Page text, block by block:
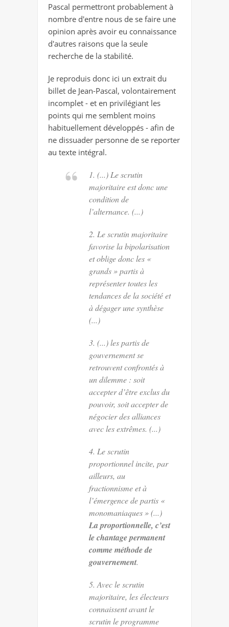
Pascal permettront probablement à
nombre d'entre nous de se faire une
opinion après avoir eu connaissance
d'autres raisons que la seule
recherche de la stabilité.
Je reproduis donc ici un extrait du
billet de Jean-Pascal, volontairement
incomplet - et en privilégiant les
points qui me semblent moins
habituellement développés - afin de
ne dissuader personne de se reporter
au texte intégral.
1. (...) Le scrutin
majoritaire est donc une
condition de
l’alternance. (...)
2. Le scrutin majoritaire
favorise la bipolarisation
et oblige donc les «
grands » partis à
représenter toutes les
tendances de la société et
à dégager une synthèse
(...)
3. (...) les partis de
gouvernement se
retrouvent confrontés à
un dilemme : soit
accepter d’être exclus du
pouvoir, soit accepter de
négocier des alliances
avec les extrêmes. (...)
4. Le scrutin
proportionnel incite, par
ailleurs, au
fractionnisme et à
l’émergence de partis «
monomaniaques » (...)
La proportionnelle, c’est
le chantage permanent
comme méthode de
gouvernement.
5. Avec le scrutin
majoritaire, les électeurs
connaissent avant le
scrutin le programme